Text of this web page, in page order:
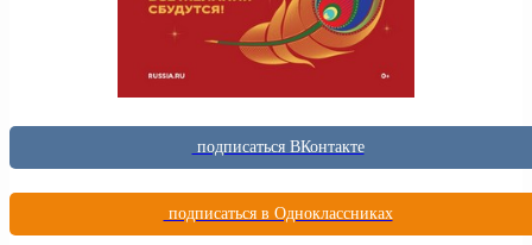
подписаться ВКонтакте
подписаться в Одноклассниках